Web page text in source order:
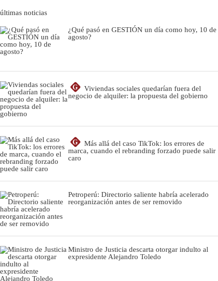
últimas noticias
¿Qué pasó en GESTIÓN un día como hoy, 10 de
agosto?
G
Viviendas sociales quedarían fuera del
negocio de alquiler: la propuesta del gobierno
G
Más allá del caso TikTok: los errores de
marca, cuando el rebranding forzado puede salir
caro
Petroperú: Directorio saliente habría acelerado
reorganización antes de ser removido
Ministro de Justicia descarta otorgar indulto al
expresidente Alejandro Toledo